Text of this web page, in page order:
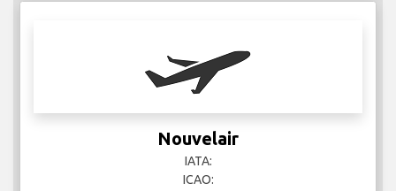
Nouvelair
IATA:
ICAO: